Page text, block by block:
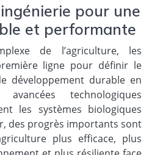
pour une
et performante
de l’agriculture, les
ligne pour définir le
développement durable en
technologiques
les systèmes biologiques
des progrès importants sont
plus efficace, plus